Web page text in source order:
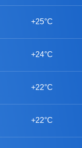
+25°C
+24°C
+22°C
+22°C